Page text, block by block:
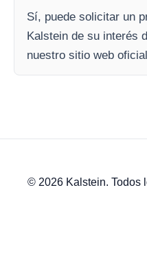
Sí, puede solicitar un
Kalstein de su interés
nuestro sitio web
© 2026 Kalstein. Todos